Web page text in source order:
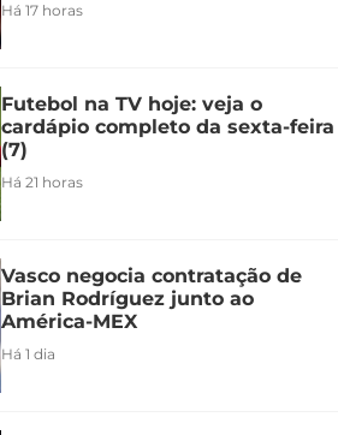
Há 17 horas
Futebol na TV hoje: veja o
cardápio completo da sexta-feira
(7)
Há 21 horas
Vasco negocia contratação de
Brian Rodríguez junto ao
América-MEX
Há 1 dia